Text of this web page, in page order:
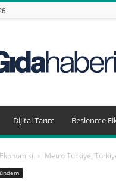
Haberleri,
Beslenme
Dijital Tarım Beslenme
Metro Türkiye,